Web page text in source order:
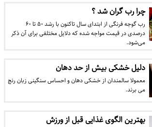
چرا رب گران شد ؟
رب گوجه فرنگی از ابتدای سال تاکنون با رشد ۵۰ تا ۶۰
درصدی در قیمت مواجه شده که دلایل مختلفی برای آن ذکر
می‌شود.
دلیل خشکی بیش از حد دهان
معمولا سالمندان از خشکی دهان و احساس سنگینی زبان رنج
می برند.
بهترین الگوی غذایی قبل از ورزش